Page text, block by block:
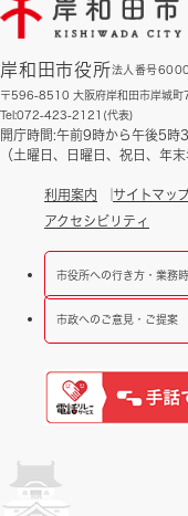
岸和田市役所法人番号
〒596-8510 大阪府岸和田市岸城町
Tel:072-423-2121(代表)
開庁時間:午前9時から午後5時
（土曜日、日曜日、祝日、年末
利用案内 サイトマッ
アクセシビリティ
市役所への行き方・業務
市政へのご意見・ご提案